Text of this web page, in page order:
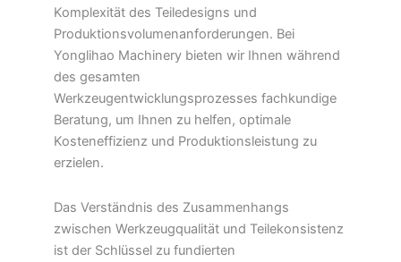
Komplexität des Teiledesigns und
Produktionsvolumenanforderungen. Bei
Yonglihao Machinery bieten wir Ihnen während
des gesamten
Werkzeugentwicklungsprozesses fachkundige
Beratung, um Ihnen zu helfen, optimale
Kosteneffizienz und Produktionsleistung zu
erzielen.
Das Verständnis des Zusammenhangs
zwischen Werkzeugqualität und Teilekonsistenz
ist der Schlüssel zu fundierten